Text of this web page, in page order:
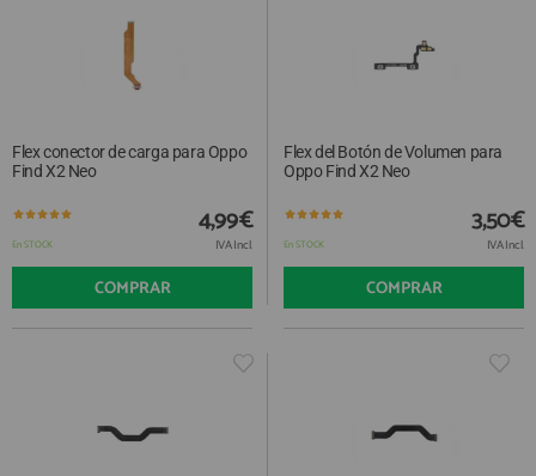
Flex conector de carga para Oppo
Find X2 Neo
En STOCK
4,99€
IVA Incl.
COMPRAR
Flex del Botón de Volumen para
Oppo Find X2 Neo
En STOCK
3,50€
IVA Incl.
COMPRAR